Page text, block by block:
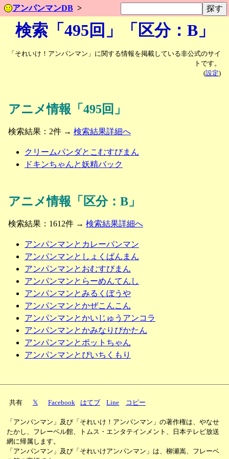
アンパンマンDB
検索「495回」「区分：B」
「それいけ！アンパンマン」に関する情報を掲載している非公式のサイ
トです。
(設定)
アニメ情報「495回」
検索結果：2件 → 検索結果詳細へ
クリームパンダとこむすびまん
ドキンちゃんと妖精バック
アニメ情報「区分：B」
検索結果：1612件 → 検索結果詳細へ
アンパンマンとカレーパンマン
アンパンマンとしょくぱんまん
アンパンマンとおむすびまん
アンパンマンとらーめんてんし
アンパンマンとみるくぼうや
アンパンマンとかぜこんこん
アンパンマンとかいじゅうアンコラ
アンパンマンとかみなりぴかたん
アンパンマンとポットちゃん
アンパンマンとぴいちくもり
共有 𝕏 Facebook はてブ Line コピー
「アンパンマン」及び「それいけ！アンパンマン」の著作権は、やなせ
たかし、フレーベル館、トムス・エンタテインメント、日本テレビ放送
網に帰属します。
「アンパンマン」及び「それいけアンパンマン」は、柳瀬嵩、フレーベ